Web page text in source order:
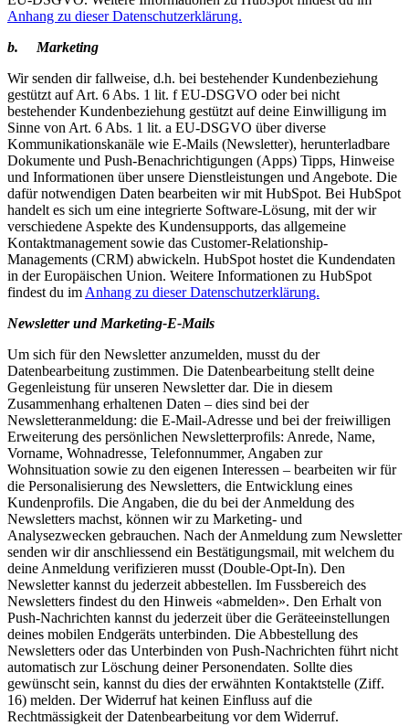
Anhang zu dieser Datenschutzerklärung.
b. Marketing
Wir senden dir fallweise, d.h. bei bestehender Kundenbeziehung
gestützt auf Art. 6 Abs. 1 lit. f EU-DSGVO oder bei nicht
bestehender Kundenbeziehung gestützt auf deine Einwilligung im
Sinne von Art. 6 Abs. 1 lit. a EU-DSGVO über diverse
Kommunikationskanäle wie E-Mails (Newsletter), herunterladbare
Dokumente und Push-Benachrichtigungen (Apps) Tipps, Hinweise
und Informationen über unsere Dienstleistungen und Angebote. Die
dafür notwendigen Daten bearbeiten wir mit HubSpot. Bei HubSpot
handelt es sich um eine integrierte Software-Lösung, mit der wir
verschiedene Aspekte des Kundensupports, das allgemeine
Kontaktmanagement sowie das Customer-Relationship-
Managements (CRM) abwickeln. HubSpot hostet die Kundendaten
in der Europäischen Union. Weitere Informationen zu HubSpot
findest du im Anhang zu dieser Datenschutzerklärung.
Newsletter und Marketing-E-Mails
Um sich für den Newsletter anzumelden, musst du der
Datenbearbeitung zustimmen. Die Datenbearbeitung stellt deine
Gegenleistung für unseren Newsletter dar. Die in diesem
Zusammenhang erhaltenen Daten – dies sind bei der
Newsletteranmeldung: die E-Mail-Adresse und bei der freiwilligen
Erweiterung des persönlichen Newsletterprofils: Anrede, Name,
Vorname, Wohnadresse, Telefonnummer, Angaben zur
Wohnsituation sowie zu den eigenen Interessen – bearbeiten wir für
die Personalisierung des Newsletters, die Entwicklung eines
Kundenprofils. Die Angaben, die du bei der Anmeldung des
Newsletters machst, können wir zu Marketing- und
Analysezwecken gebrauchen. Nach der Anmeldung zum Newsletter
senden wir dir anschliessend ein Bestätigungsmail, mit welchem du
deine Anmeldung verifizieren musst (Double-Opt-In). Den
Newsletter kannst du jederzeit abbestellen. Im Fussbereich des
Newsletters findest du den Hinweis «abmelden». Den Erhalt von
Push-Nachrichten kannst du jederzeit über die Geräteeinstellungen
deines mobilen Endgeräts unterbinden. Die Abbestellung des
Newsletters oder das Unterbinden von Push-Nachrichten führt nicht
automatisch zur Löschung deiner Personendaten. Sollte dies
gewünscht sein, kannst du dies der erwähnten Kontaktstelle (Ziff.
16) melden. Der Widerruf hat keinen Einfluss auf die
Rechtmässigkeit der Datenbearbeitung vor dem Widerruf.